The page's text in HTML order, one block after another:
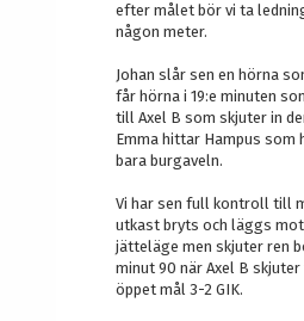
efter målet bör vi ta
någon meter.
Johan slår sen en hörna
får hörna i 19:e minuten
till Axel B som skjuter in
Emma hittar Hampus
bara burgaveln.
Vi har sen full kontroll till
utkast bryts och läggs
jätteläge men skjuter ren
minut 90 när Axel B
öppet mål 3-2 GIK.